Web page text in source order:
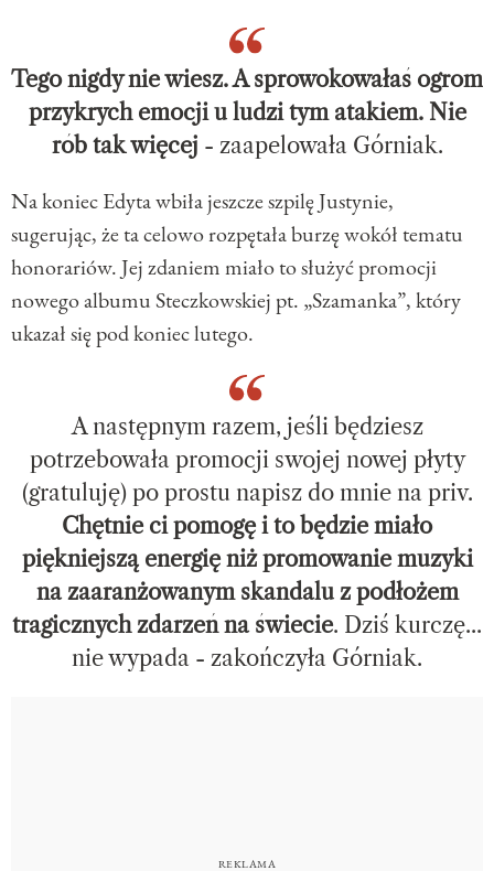
Tego nigdy nie wiesz. A sprowokowałaś ogrom
przykrych emocji u ludzi tym atakiem. Nie
rób tak więcej - zaapelowała Górniak.
Na koniec Edyta wbiła jeszcze szpilę Justynie,
sugerując, że ta celowo rozpętała burzę wokół tematu
honorariów. Jej zdaniem miało to służyć promocji
nowego albumu Steczkowskiej pt. „Szamanka”, który
ukazał się pod koniec lutego.
A następnym razem, jeśli będziesz
potrzebowała promocji swojej nowej płyty
(gratuluję) po prostu napisz do mnie na priv.
Chętnie ci pomogę i to będzie miało
piękniejszą energię niż promowanie muzyki
na zaaranżowanym skandalu z podłożem
tragicznych zdarzeń na świecie. Dziś kurczę...
nie wypada - zakończyła Górniak.